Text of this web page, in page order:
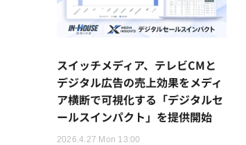
スイッチメディア、テレビCMと
デジタル広告の売上効果をメディ
ア横断で可視化する「デジタルセ
ールスインパクト」を提供開始
2026.4.27 Mon 13:00